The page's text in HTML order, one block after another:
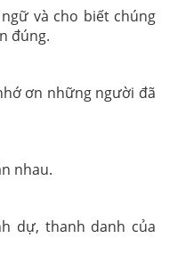
và cho biết chúng
đúng.
ơn những người đã
nhau.
dự, thanh danh của